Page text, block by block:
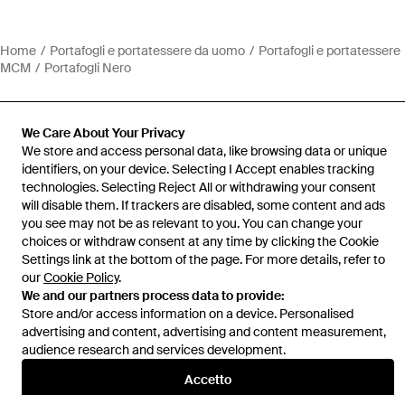
We Care About Your Privacy
We store and access personal data, like browsing data or unique
identifiers, on your device. Selecting I Accept enables tracking
technologies. Selecting Reject All or withdrawing your consent
will disable them. If trackers are disabled, some content and ads
you see may not be as relevant to you. You can change your
choices or withdraw consent at any time by clicking the Cookie
Settings link at the bottom of the page. For more details, refer to
ourCookie Policy.
We and our partners process data to provide:
Store and/or access information on a device. Personalised
advertising and content, advertising and content measurement,
audience research and services development.
Accetto
Home Portafogli e portatessere da uomo
Portafogli e portatessere
MCM
Portafogli Nero
Assistenza e info